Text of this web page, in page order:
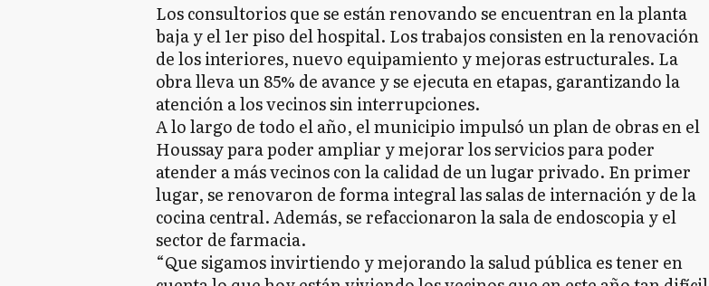
Los consultorios que se están renovando se encuentran en la planta
baja y el 1er piso del hospital. Los trabajos consisten en la renovación
de los interiores, nuevo equipamiento y mejoras estructurales. La
obra lleva un 85% de avance y se ejecuta en etapas, garantizando la
atención a los vecinos sin interrupciones.
A lo largo de todo el año, el municipio impulsó un plan de obras en el
Houssay para poder ampliar y mejorar los servicios para poder
atender a más vecinos con la calidad de un lugar privado. En primer
lugar, se renovaron de forma integral las salas de internación y de la
cocina central. Además, se refaccionaron la sala de endoscopia y el
sector de farmacia.
“Que sigamos invirtiendo y mejorando la salud pública es tener en